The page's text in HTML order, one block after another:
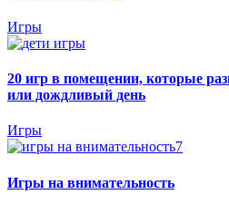
Игры
20 игр в помещении, которые
или дождливый день
Игры
Игры на внимательность